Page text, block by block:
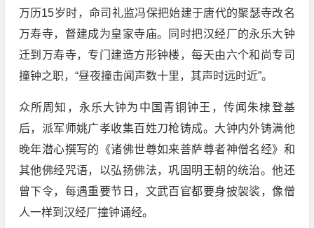
万历15岁时，命司礼监冯保把始建于唐代的聚瑟寺改名
万寿寺，督建成为皇家寺庙。同时把汉经厂的永乐大钟
迁到万寿寺，专门建造方形钟楼，每天由六个和尚专司
撞钟之职，“昼夜撞击闻声数十里，其声时远时近”。
众所周知，永乐大钟为中国青铜钟王，传闻朱棣登基
后，派军师姚广孝收集百姓刀枪铸成。大钟内外铸满他
晚年潜心撰写的《诸佛世尊如来菩萨尊者神僧名经》和
其他佛经咒语，以弘扬佛法，巩固明王朝的统治。他还
曾下令，每遇重要节日，文武百官都要身披袈裟，像僧
人一样到汉经厂撞钟诵经。